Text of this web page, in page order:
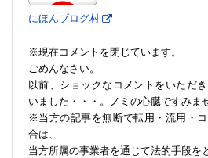
にほんブログ村
※現在コメントを閉じています。
ごめんなさい。
以前、ショックなコメントをいただ
いました・・・。ノミの心臓ですみま
※当方の記事を無断で転用・流用・
合は、
当方所属の事業者を通じて法的手段を